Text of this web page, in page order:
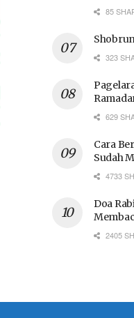
85
323
629
Cara
Sudah
4733
Doa
2405